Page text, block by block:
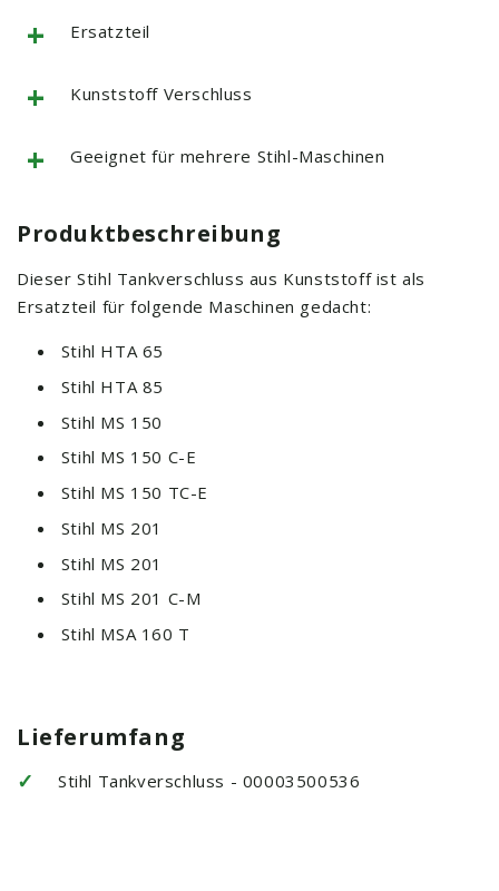
+ Ersatzteil
+ Kunststoff Verschluss
+ Geeignet für mehrere Stihl-Maschinen
Produktbeschreibung
Dieser Stihl Tankverschluss aus Kunststoff ist als
Ersatzteil für folgende Maschinen gedacht:
Stihl HTA 65
Stihl HTA 85
Stihl MS 150
Stihl MS 150 C-E
Stihl MS 150 TC-E
Stihl MS 201
Stihl MS 201
Stihl MS 201 C-M
Stihl MSA 160 T
Lieferumfang
✓ Stihl Tankverschluss - 00003500536